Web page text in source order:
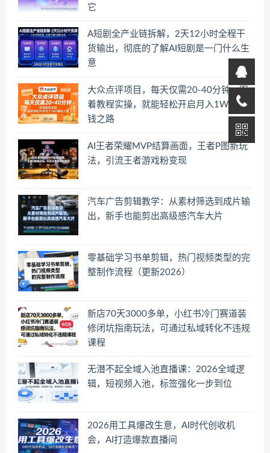
它
A短剧全产业链拆解，2天12小时全程干
货输出，彻底的了解AI短剧是一门什么生
意
大众点评项目，每天仅需20-40分钟，跟
着教程实操，就能轻松开启月入1W+賺
钱之路
AI王者荣耀MVP结算画面，王者P图新玩
法，引流王者游戏粉变现
汽车广告剪辑教学：从素材筛选到成片输
出，新手也能剪出高级感汽车大片
零基础学习书单剪辑，热门视频类型的完
整制作流程（更新2026）
新店70天3000多单，小红书冷门赛道装
修闭坑指南玩法，可通过私域转化不违规
课程
无潜不起全域入池直播课：2026全域逻
辑，短视频入池，标签强化一步到位
2026用工具爆改生意，AI时代创收机
会，AI打造爆款直播间